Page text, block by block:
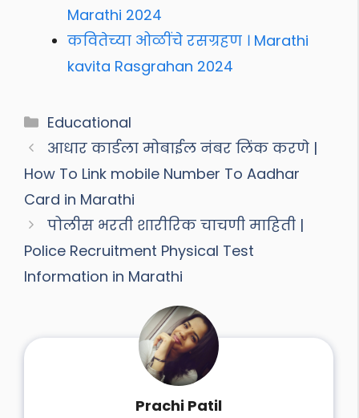
Marathi 2024
कवितेच्या ओळींचे रसग्रहण । Marathi
kavita Rasgrahan 2024
Categories
Educational
आधार कार्डला मोबाईल नंबर लिंक करणे |
How To Link mobile Number To Aadhar
Card in Marathi
पोलीस भरती शारीरिक चाचणी माहिती |
Police Recruitment Physical Test
Information in Marathi
Prachi Patil